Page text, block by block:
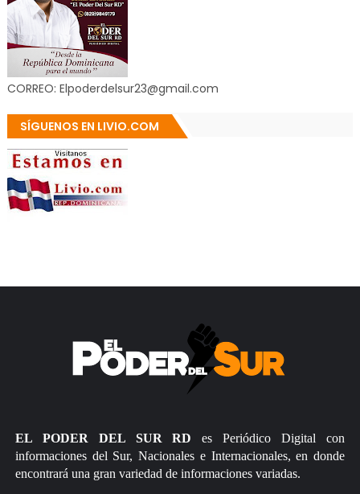
CORREO: Elpoderdelsur23@gmail.com
SÍGUENOS EN LIVIO.COM
EL PODER DEL SUR RD es Periódico Digital con
informaciones del Sur, Nacionales e Internacionales, en donde
encontrará una gran variedad de informaciones variadas.